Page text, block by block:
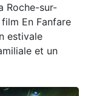
Roche-sur-
En Fanfare
estivale
et un